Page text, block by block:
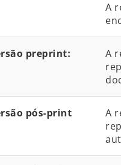
A
preprint:
A
pós-print
A